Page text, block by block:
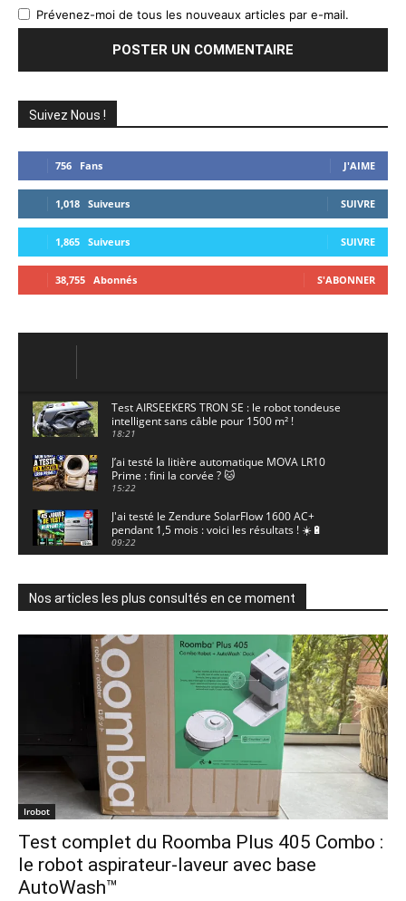
Prévenez-moi de tous les nouveaux articles par e-mail.
Suivez Nous !
756 Fans J'AIME
1,018 Suiveurs SUIVRE
1,865 Suiveurs SUIVRE
38,755 Abonnés S'ABONNER
Test AIRSEEKERS TRON SE : le robot tondeuse
intelligent sans câble pour 1500 m² !
18:21
J’ai testé la litière automatique MOVA LR10
Prime : fini la corvée ? 🐱
15:22
J'ai testé le Zendure SolarFlow 1600 AC+
pendant 1,5 mois : voici les résultats ! ☀️🔋
09:22
enregistre 24/7 grâce à l'AOV ! ☀️📹
11:30
Gouy-en-Artois. 18/07/2026
02:33
Guirlande Guinguette Solaire Guirled : enfin
une vraie puissance en extérieur ? Test complet
04:38
Aiper Scuba V3 : le meilleur robot de piscine
sans fil ? Mon test complet !
15:53
UGREEN NASync DXP4800 Pro : le NAS qui va
faire trembler Synology et QNAP ?! (Test
complet)
17:42
🏆 Sunseeker S4 : le robot tondeuse sans câble
ni RTK qui cartographie votre jardin tout seul.
09:48
Nos articles les plus consultés en ce moment
Irobot
Test complet du Roomba Plus 405 Combo :
le robot aspirateur-laveur avec base
AutoWash™